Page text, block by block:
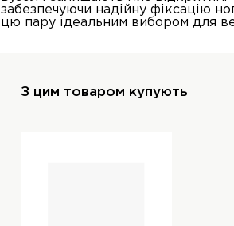
забезпечуючи надійну фіксацію
цю пару ідеальним вибором для
З цим товаром купують